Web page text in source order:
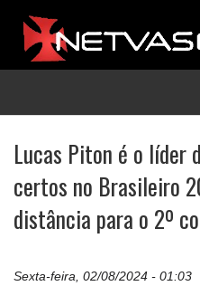
Lucas Piton é o líder
certos no Brasileiro
distância para o 2º
Sexta-feira, 02/08/2024 - 01:03